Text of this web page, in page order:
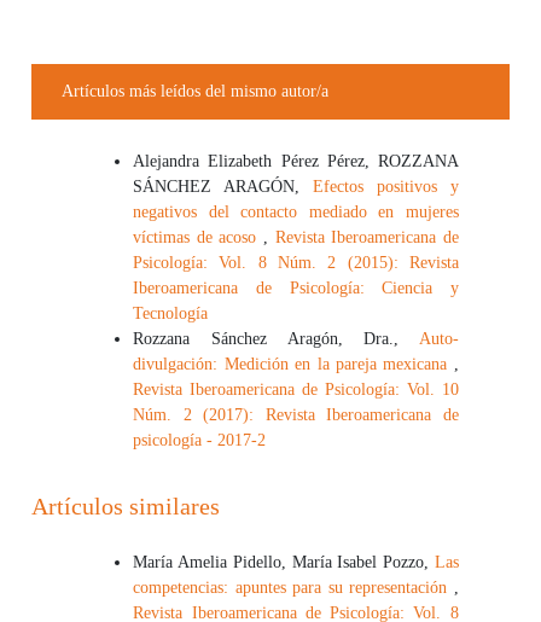
Artículos más leídos del mismo autor/a
Alejandra Elizabeth Pérez Pérez, ROZZANA
SÁNCHEZ ARAGÓN, Efectos positivos y
negativos del contacto mediado en mujeres
víctimas de acoso
Revista Iberoamericana de
Psicología: Vol. 8 Núm. 2 (2015): Revista
Iberoamericana de Psicología: Ciencia y
Tecnología
Rozzana Sánchez Aragón, Dra., Auto-
divulgación: Medición en la pareja mexicana
Revista Iberoamericana de Psicología: Vol. 10
Núm. 2 (2017): Revista Iberoamericana de
psicología - 2017-2
Artículos similares
María Amelia Pidello, María Isabel Pozzo, Las
competencias: apuntes para su representación
Revista Iberoamericana de Psicología: Vol. 8